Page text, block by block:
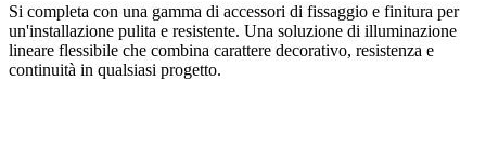
Si completa con una gamma di accessori di fissaggio e finitura per
un'installazione pulita e resistente. Una soluzione di illuminazione
lineare flessibile che combina carattere decorativo, resistenza e
continuità in qualsiasi progetto.